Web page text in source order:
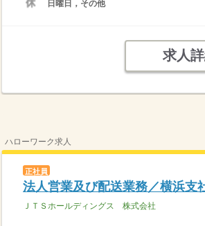
日曜日，その他
求人
ハローワーク求人
正社員
法人営業及び配送業務／横浜支
ＪＴＳホールディングス 株式会社